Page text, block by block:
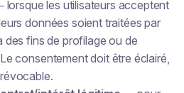
lorsque les utilisateurs acceptent
données soient traitées par
des fins de profilage ou de
consentement doit être éclairé,